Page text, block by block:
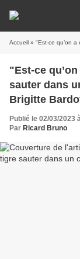
Accueil » "Est-ce qu’on a
"Est-ce
sauter dans
Brigitte
Publié le 02/03/2023
Par Ricard Bruno